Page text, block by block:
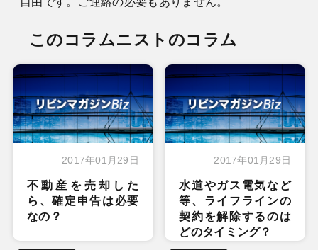
このコラムニストのコラム
2017年01月29日
不動産を売却した
ら、確定申告は必要
なの？
2017年01月29日
水道やガス電気など
等、ライフラインの
契約を解除するのは
どのタイミング？